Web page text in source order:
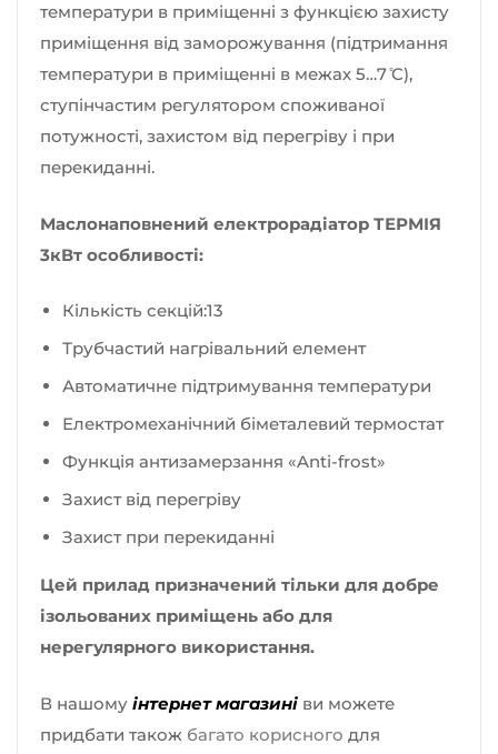
температури в приміщенні з функцією захисту
приміщення від заморожування (підтримання
температури в приміщенні в межах 5…7 ̊С),
ступінчастим регулятором споживаної
потужності, захистом від перегріву і при
перекиданні.
Маслонаповнений електрорадіатор ТЕРМІЯ
3кВт особливості:
Кількість секцій:13
Трубчастий нагрівальний елемент
Автоматичне підтримування температури
Електромеханічний біметалевий термостат
Функція антизамерзання «Anti-frost»
Захист від перегріву
Захист при перекиданні
Цей прилад призначений тільки для добре
ізольованих приміщень або для
нерегулярного використання.
В нашому інтернет магазині ви можете
придбати також багато корисного для